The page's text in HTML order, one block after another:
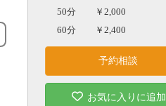
50分
￥2,000
60分
￥2,400
予約相談
お気に入りに追加